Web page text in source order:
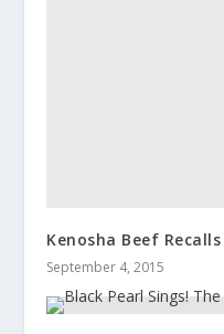
Kenosha Beef
September 4, 2015